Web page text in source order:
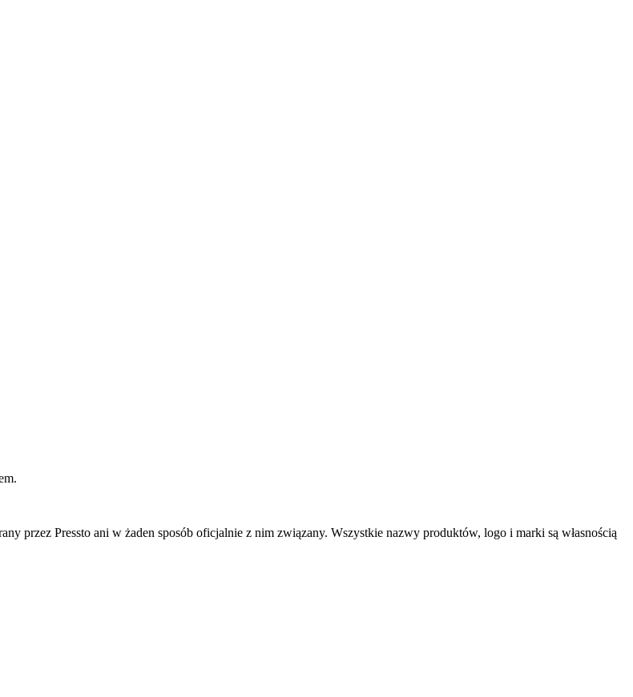
przez Pressto ani w żaden sposób oficjalnie z nim związany. Wszystkie nazwy produktów, logo i marki są własnością